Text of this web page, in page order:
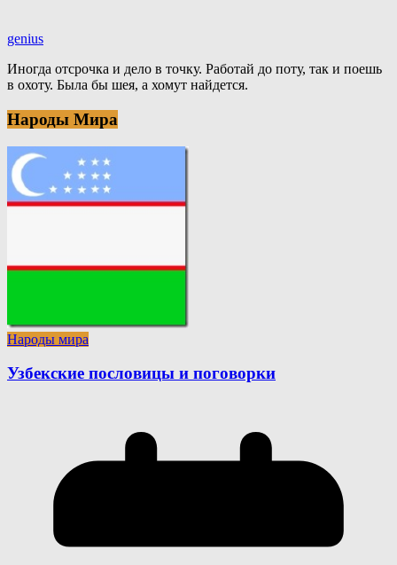
genius
Иногда отсрочка и дело в точку. Работай до поту, так и поешь
в охоту. Была бы шея, а хомут найдется.
Народы Мира
Народы мира
Узбекские пословицы и поговорки